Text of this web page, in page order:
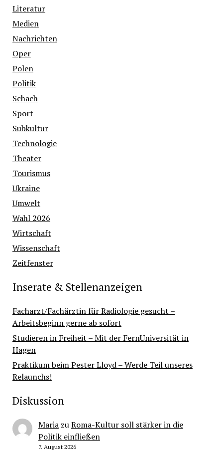
Literatur
Medien
Nachrichten
Oper
Polen
Politik
Schach
Sport
Subkultur
Technologie
Theater
Tourismus
Ukraine
Umwelt
Wahl 2026
Wirtschaft
Wissenschaft
Zeitfenster
Inserate & Stellenanzeigen
Facharzt/Fachärztin für Radiologie gesucht –
Arbeitsbeginn gerne ab sofort
Studieren in Freiheit – Mit der FernUniversität in
Hagen
Praktikum beim Pester Lloyd – Werde Teil unseres
Relaunchs!
Diskussion
MariazuRoma-Kultur soll stärker in die
Politik einfließen
7. August 2026